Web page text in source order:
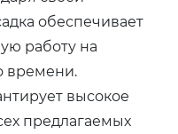
обеспечивает
работу на
времени.
высокое
предлагаемых